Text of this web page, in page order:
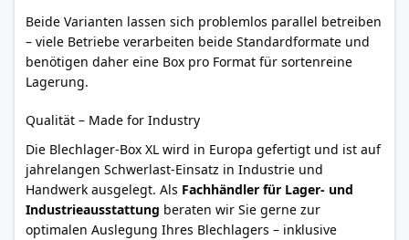
Beide Varianten lassen sich problemlos parallel betreiben
– viele Betriebe verarbeiten beide Standardformate und
benötigen daher eine Box pro Format für sortenreine
Lagerung.
Qualität – Made for Industry
Die Blechlager-Box XL wird in Europa gefertigt und ist auf
jahrelangen Schwerlast-Einsatz in Industrie und
Handwerk ausgelegt. Als Fachhändler für Lager- und
Industrieausstattung beraten wir Sie gerne zur
optimalen Auslegung Ihres Blechlagers – inklusive